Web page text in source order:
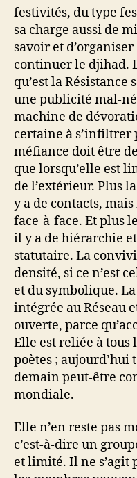
festivités, du type
sa charge aussi de
savoir et
continuer le djihad.
qu’est la
une publicité mal-
machine de
certaine à s’infiltrer
méfiance doit être
que lorsqu’elle est
de l’extérieur. Plus
y a de contacts,
face-à-face. Et plus
il y a de hiérarchie
statutaire. La
densité, si ce n’est
et du symbolique.
intégrée au Réseau
ouverte, parce
Elle est reliée à
poètes ; aujourd’hui
demain peut-être
mondiale.
Elle n’en reste pas
c’est-à-dire un
et limité. Il ne s’agit